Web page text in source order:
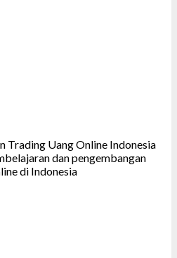
Trading Uang Online Indonesia
dan pengembangan
di Indonesia